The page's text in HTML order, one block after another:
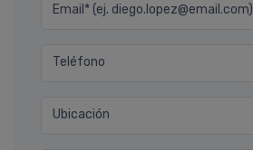
Email* (ej. diego.lopez@email.com)
Teléfono
Ubicación